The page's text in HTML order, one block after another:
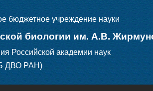
бюджетное учреждение науки
биологии им. А.В.
Российской академии наук
ДВО РАН)